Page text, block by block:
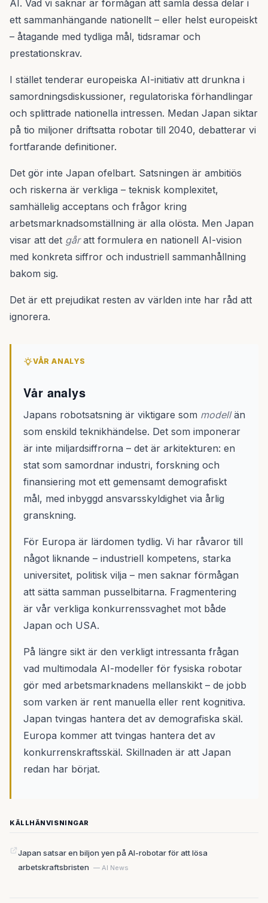
AI. Vad vi saknar är förmågan att samla dessa delar i
ett sammanhängande nationellt – eller helst europeiskt
– åtagande med tydliga mål, tidsramar och
prestationskrav.
I stället tenderar europeiska AI-initiativ att drunkna i
samordningsdiskussioner, regulatoriska förhandlingar
och splittrade nationella intressen. Medan Japan siktar
på tio miljoner driftsatta robotar till 2040, debatterar vi
fortfarande definitioner.
Det gör inte Japan ofelbart. Satsningen är ambitiös
och riskerna är verkliga – teknisk komplexitet,
samhällelig acceptans och frågor kring
arbetsmarknadsomställning är alla olösta. Men Japan
visar att det gåratt formulera en nationell AI-vision
med konkreta siffror och industriell sammanhållning
bakom sig.
Det är ett prejudikat resten av världen inte har råd att
ignorera.
VÅR ANALYS
Vår analys
Japans robotsatsning är viktigare som modellän
som enskild teknikhändelse. Det som imponerar
är inte miljardsiffrorna – det är arkitekturen: en
stat som samordnar industri, forskning och
finansiering mot ett gemensamt demografiskt
mål, med inbyggd ansvarsskyldighet via årlig
granskning.
För Europa är lärdomen tydlig. Vi har råvaror till
något liknande – industriell kompetens, starka
universitet, politisk vilja – men saknar förmågan
att sätta samman pusselbitarna. Fragmentering
är vår verkliga konkurrenssvaghet mot både
Japan och USA.
På längre sikt är den verkligt intressanta frågan
vad multimodala AI-modeller för fysiska robotar
gör med arbetsmarknadens mellanskikt – de jobb
som varken är rent manuella eller rent kognitiva.
Japan tvingas hantera det av demografiska skäl.
Europa kommer att tvingas hantera det av
konkurrenskraftsskäl. Skillnaden är att Japan
redan har börjat.
KÄLLHÄNVISNINGAR
Japan satsar en biljon yen på AI-robotar för att lösa
arbetskraftsbristen — AI News